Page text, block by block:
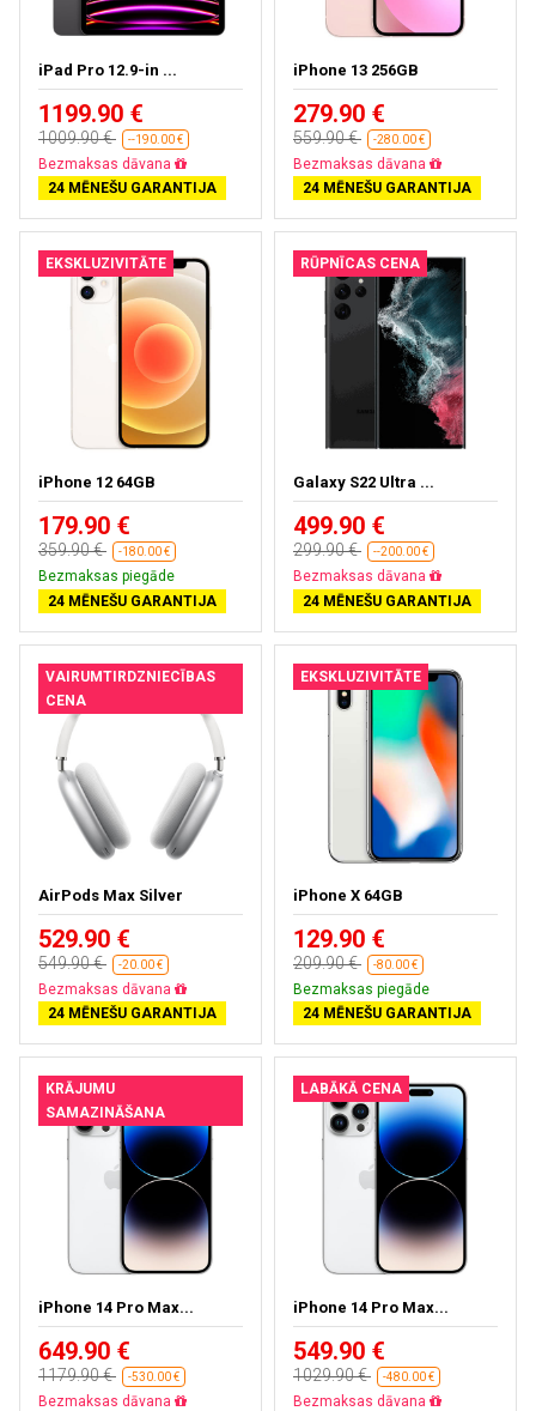
iPad Pro 12.9-in ...
1199.90 €
1009.90 € --190.00 €
Bezmaksas dāvana
24 MĒNEŠU GARANTIJA
iPhone 13 256GB
279.90 €
559.90 € -280.00 €
Bezmaksas dāvana
24 MĒNEŠU GARANTIJA
EKSKLUZIVITĀTE
iPhone 12 64GB
179.90 €
359.90 € -180.00 €
Bezmaksas piegāde
24 MĒNEŠU GARANTIJA
RŪPNĪCAS CENA
Galaxy S22 Ultra ...
499.90 €
299.90 € --200.00 €
Bezmaksas dāvana
24 MĒNEŠU GARANTIJA
VAIRUMTIRDZNIECĪBAS
CENA
AirPods Max Silver
529.90 €
549.90 € -20.00 €
Bezmaksas dāvana
24 MĒNEŠU GARANTIJA
EKSKLUZIVITĀTE
iPhone X 64GB
129.90 €
209.90 € -80.00 €
Bezmaksas piegāde
24 MĒNEŠU GARANTIJA
KRĀJUMU
SAMAZINĀŠANA
iPhone 14 Pro Max...
649.90 €
1179.90 € -530.00 €
Bezmaksas dāvana
LABĀKĀ CENA
iPhone 14 Pro Max...
549.90 €
1029.90 € -480.00 €
Bezmaksas dāvana